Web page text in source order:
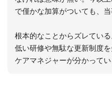
で僅かな加算がついても、
根本的なことからズレてい
低い研修や無駄な更新制度
ケアマネジャーが分かってい